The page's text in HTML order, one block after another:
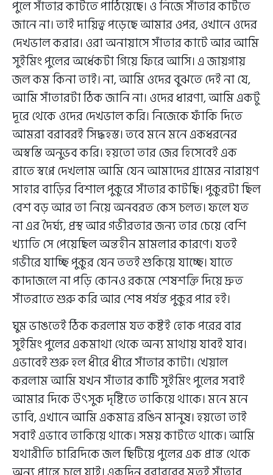
পুলে সাঁতার কাটতে পাঠিয়েছে। ও নিজে সাঁতার কাটতে
জানে না। তাই দায়িত্ব পড়েছে আমার ওপর, ওখানে ওদের
দেখভাল করার। ওরা অনায়াসে সাঁতার কাটে আর আমি
সুইমিং পুলের অর্ধেকটা গিয়ে ফিরে আসি। এ জায়গায়
জল কম কিনা তাই। না, আমি ওদের বুঝতে দেই না যে,
আমি সাঁতারটা ঠিক জানি না। ওদের ধারণা, আমি একটু
দূরে থেকে ওদের দেখভাল করি। নিজেকে ফাঁকি দিতে
আমরা বরাবরই সিদ্ধহস্ত। তবে মনে মনে একধরনের
অস্বস্তি অনুভব করি। হয়তো তার জের হিসেবেই এক
রাতে স্বপ্নে দেখলাম আমি যেন আমাদের গ্রামের নারায়ণ
সাহার বাড়ির বিশাল পুকুরে সাঁতার কাটছি। পুকুরটা ছিল
বেশ বড় আর তা নিয়ে অনবরত কেস চলত। ফলে যত
না এর দৈর্ঘ্য, প্রস্থ আর গভীরতার জন্য তার চেয়ে বেশি
খ্যাতি সে পেয়েছিল অন্তহীন মামলার কারণে। যতই
গভীরে যাচ্ছি পুকুর যেন ততই শুকিয়ে যাচ্ছে। যাতে
কাদাজলে না পড়ি কোনও রকমে শেষশক্তি দিয়ে দ্রুত
সাঁতরাতে শুরু করি আর শেষ পর্যন্ত পুকুর পার হই।
ঘুম ভাঙতেই ঠিক করলাম যত কষ্টই হোক পরের বার
সুইমিং পুলের একমাথা থেকে অন্য মাথায় যাবই যাব।
এভাবেই শুরু হল ধীরে ধীরে সাঁতার কাটা। খেয়াল
করলাম আমি যখন সাঁতার কাটি সুইমিং পুলের সবাই
আমার দিকে উৎসুক দৃষ্টিতে তাকিয়ে থাকে। মনে মনে
ভাবি, এখানে আমি একমাত্র রঙিন মানুষ। হয়তো তাই
সবাই এভাবে তাকিয়ে থাকে। সময় কাটতে থাকে। আমি
যথারীতি চারিদিকে জল ছিটিয়ে পুলের এক প্রান্ত থেকে